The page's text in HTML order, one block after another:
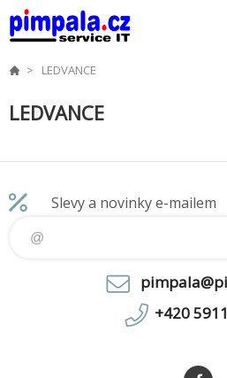
LEDVANCE
LEDVANCE
Slevy a novinky e-mailem
+420